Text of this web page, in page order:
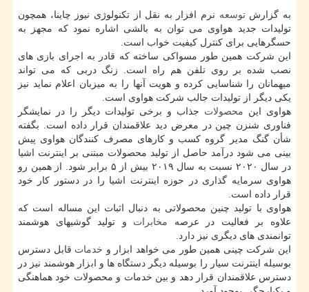
به گزارشتوسعه نرم افزار به نقل از تکنولوژی نیوز چاینا، همچون
تولیدات جدید هواوی می توان به بالشی اشاره نمود که مجهز به
حسگرهایی برای کنترل کیفیت خواب است.
این شرکت همین طور مسواکی ساخته که قادر به اجرای بازی های
نصب شده بر روی تلفن هم راه است. زنگ دربی که می تواند
میهمانان را شناسایی کرده و هویت آنها را به میزبان اعلام نماید نیز
یکی دیگر از تولیدات جالب شرکت هواوی است.
هواوی این محصولات جذاب و برخی تولیدات دیگر را در نمایشگر
فناوری شنزن چین در معرض دید علاقمندان قرار داده است. بگفته
شأن گنگ مدیر گروه کسب و کارهای مصرف کنندگان هواوی پیش
بینی می شود درآمد حاصل از تولید محصولات مبتنی بر اینترنت اشیا
در سال ۲۰۲۰ نسبت به سال ۲۰۱۹ بیش از ۵ برابر شود. از همین رو
هواوی سرمایه گذاری در حوزه اینترنت اشیا را در دستور کار خود
قرار داده است.
هواوی با تولید چنین محصولاتی به دنبال اثبات این مساله است که
علاوه بر فعالیت در عرصه مخابرات و تولید گوشیهای هوشمند
توانمندی های دیگری نیز دارد.
این شرکت چینی همین طور می خواهد ابزار و خدمات قابل دسترس
بوسیله اینترنت سیار را بوسیله دیگر دستگاه ها و ابزار هوشمند نیز در
دسترس علاقمندان قرار دهد و بین خدمات و محصولات خود هماهنگی